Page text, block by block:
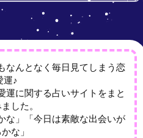
なんとなく毎日見てしまう恋
運♪
運に関する占いサイトをまと
した。
な」「今日は素敵な出会いが
な」